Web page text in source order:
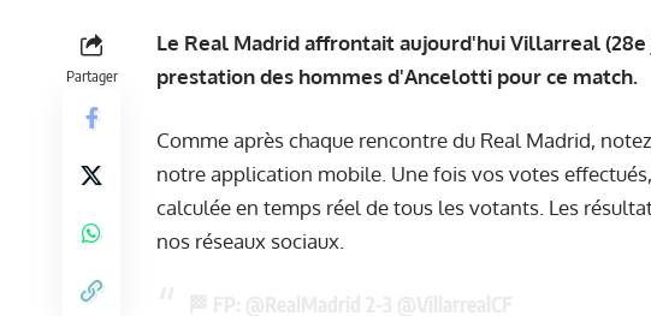
Partager
Le Real Madrid affrontait aujourd'hui Villarreal
prestation des hommes d'Ancelotti pour ce match.
Comme après chaque rencontre du Real Madrid,
notreapplication mobile. Une fois vos votes
calculée en temps réel de tous les votants. Les
nos réseaux sociaux.